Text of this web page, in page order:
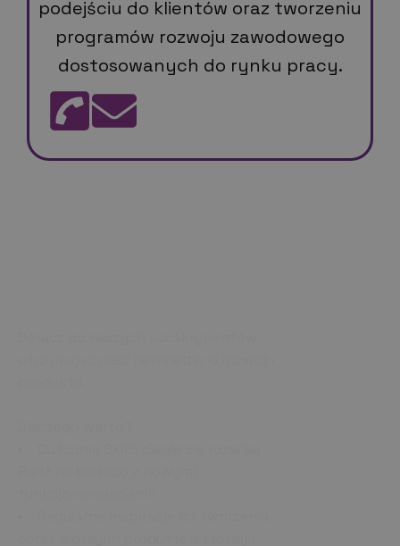
podejściu do klientów oraz tworzeniu
programów rozwoju zawodowego
dostosowanych do rynku pracy.